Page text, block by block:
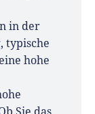
in der
typische
hohe
Sie das